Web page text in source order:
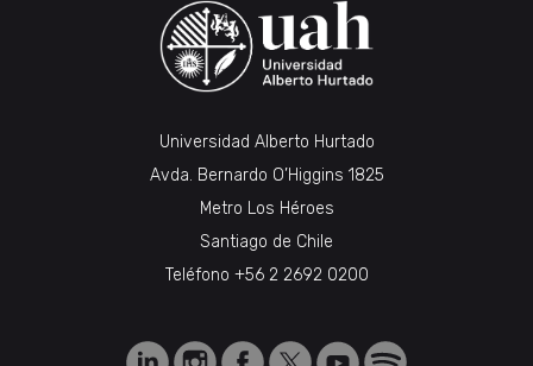
Universidad Alberto Hurtado
Avda. Bernardo O’Higgins 1825
Metro Los Héroes
Santiago de Chile
Teléfono +56 2 2692 0200